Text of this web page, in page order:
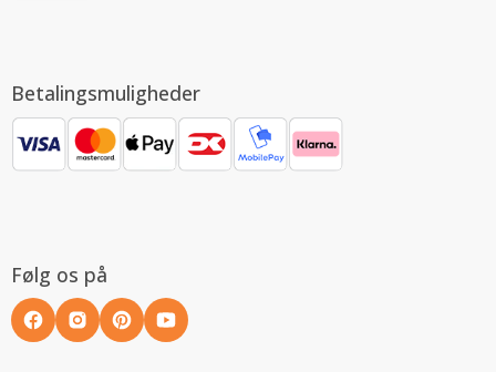
Betalingsmuligheder
Følg os på